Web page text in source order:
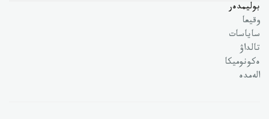
بوليمدەر
وقيعا
ساياسات
تالداۋ
ەكونوميكا
الەمدە